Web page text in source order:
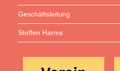
Geschäftsleitung
Steffen Harms